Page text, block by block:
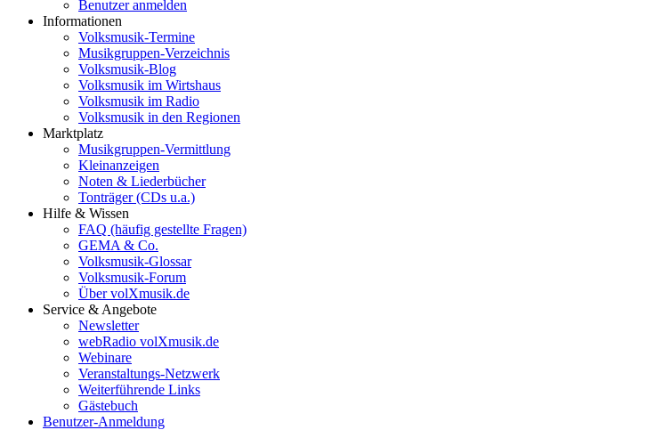
Benutzer anmelden
Informationen
Volksmusik-Termine
Musikgruppen-Verzeichnis
Volksmusik-Blog
Volksmusik im Wirtshaus
Volksmusik im Radio
Volksmusik in den Regionen
Marktplatz
Musikgruppen-Vermittlung
Kleinanzeigen
Noten & Liederbücher
Tonträger (CDs u.a.)
Hilfe & Wissen
FAQ (häufig gestellte Fragen)
GEMA & Co.
Volksmusik-Glossar
Volksmusik-Forum
Über volXmusik.de
Service & Angebote
Newsletter
webRadio volXmusik.de
Webinare
Veranstaltungs-Netzwerk
Weiterführende Links
Gästebuch
Benutzer-Anmeldung